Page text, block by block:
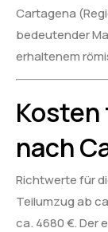
Cartagena
bedeutender
erhaltenem
Kosten
nach
Richtwerte für
Teilumzug ab
ca. 4680 €. Der